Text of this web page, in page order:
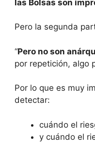
las Bolsas son
Pero la segunda
“Pero no son
por repetición, algo
Por lo que es muy
detectar:
cuándo el
y cuándo el